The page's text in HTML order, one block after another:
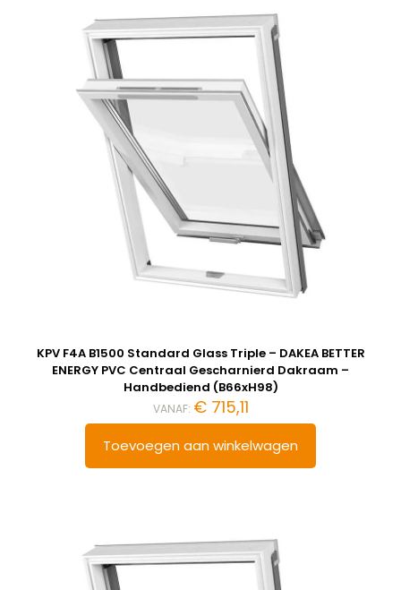
KPV F4A B1500 Standard Glass Triple – DAKEA BETTER
ENERGY PVC Centraal Gescharnierd Dakraam –
Handbediend (B66xH98)
VANAF: €715,11
Toevoegen aan winkelwagen